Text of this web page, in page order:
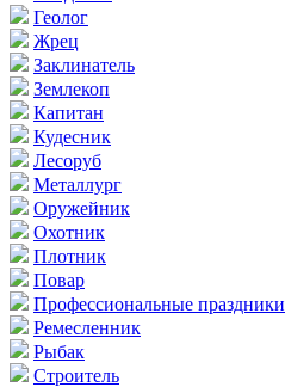
Геолог
Жрец
Заклинатель
Землекоп
Капитан
Кудесник
Лесоруб
Металлург
Оружейник
Охотник
Плотник
Повар
Профессиональные праздники
Ремесленник
Рыбак
Строитель